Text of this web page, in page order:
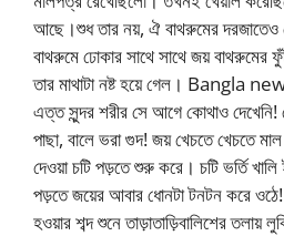
আছে।শুধ তার নয়, ঐ বাথরুমের দরজাতেও
বাথরুমে ঢোকার সাথে সাথে জয় বাথরুমের
তার মাথাটা নষ্ট হয়ে গেল। Bangla
এত্ত সুন্দর শরীর সে আগে কোথাও
পাছা, বালে ভরা গুদ! জয় খেচতে খেচতে
দেওয়া চটি পড়তে শুরু করে। চটি ভর্তি
পড়তে জয়ের আবার ধোনটা টনটন করে
হওয়ার শব্দ শুনে তাড়াতাড়িবালিশের তলায়